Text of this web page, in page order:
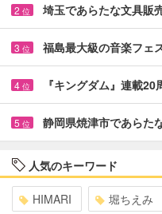
2 位 埼玉であらたな文具
3 位 福島最大級の音楽フ
4 位 『キングダム』連載
5 位 静岡県焼津市であらた
人気のキーワード
HIMARI 堀ちえみ